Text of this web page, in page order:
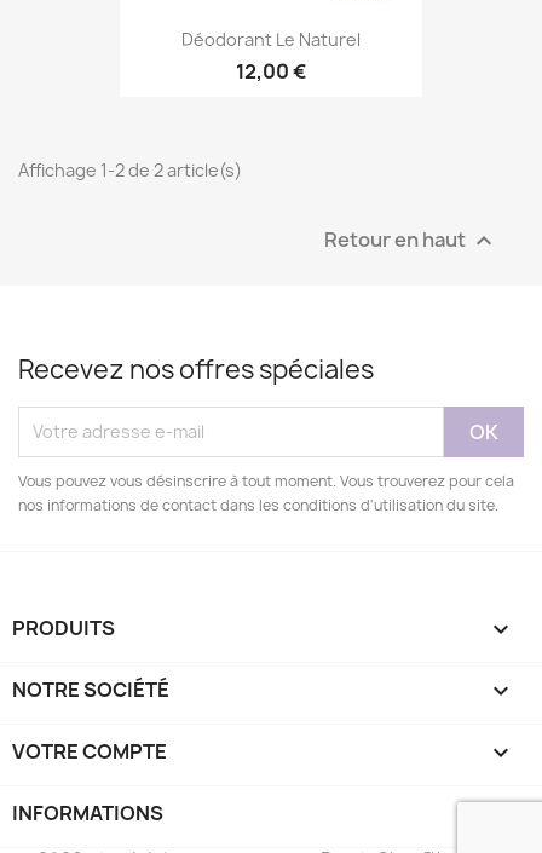
Déodorant Le Naturel
12,00 €
Affichage 1-2 de 2 article(s)
Retour en haut 
Recevez nos offres spéciales
Vous pouvez vous désinscrire à tout moment. Vous trouverez pour cela
nos informations de contact dans les conditions d'utilisation du site.
PRODUITS 
NOTRE SOCIÉTÉ 
VOTRE COMPTE 
INFORMATIONS